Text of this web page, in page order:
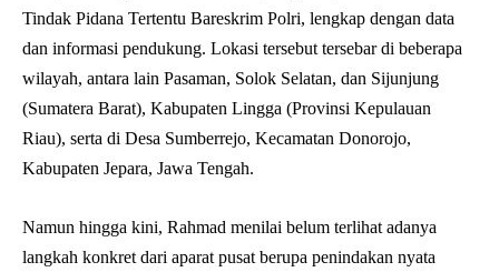
Tindak Pidana Tertentu Bareskrim Polri, lengkap dengan data
dan informasi pendukung. Lokasi tersebut tersebar di beberapa
wilayah, antara lain Pasaman, Solok Selatan, dan Sijunjung
(Sumatera Barat), Kabupaten Lingga (Provinsi Kepulauan
Riau), serta di Desa Sumberrejo, Kecamatan Donorojo,
Kabupaten Jepara, Jawa Tengah.
Namun hingga kini, Rahmad menilai belum terlihat adanya
langkah konkret dari aparat pusat berupa penindakan nyata